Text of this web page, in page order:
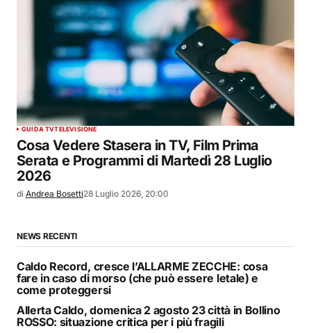
GUIDA TVTELEVISIONE
Cosa Vedere Stasera in TV, Film Prima
Serata e Programmi di Martedì 28 Luglio
2026
di Andrea Bosetti28 Luglio 2026, 20:00
NEWS RECENTI
Caldo Record, cresce l’ALLARME ZECCHE: cosa
fare in caso di morso (che può essere letale) e
come proteggersi
Allerta Caldo, domenica 2 agosto 23 città in Bollino
ROSSO: situazione critica per i più fragili